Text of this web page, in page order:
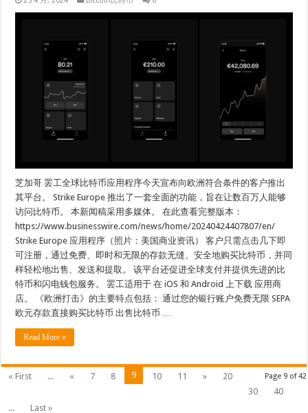
芝加哥 罢工全球比特币应用程序今天宣布向欧洲符合条件的客户推出
其平台。 Strike Europe 推出了一套全面的功能，旨在让数百万人能够
访问比特币。 本新闻稿采用多媒体。 在此查看完整版本：
https://www.businesswire.com/news/home/20240424407807/en/
Strike Europe 应用程序（照片：美国商业资讯） 客户只需点击几下即
可注册，通过免费、即时和无限的存款无缝、安全地购买比特币，并同
样轻松地出售、发送和提取。 该平台还促进全球支付并提供先进的比
特币和闪电钱包服务。 罢工适用于 在 iOS 和 Android 上下载 应用商
店。 《欧洲打击》的主要特点包括： 通过您的银行账户免费无限 SEPA
欧元存款直接购买比特币 出售比特币 …
Read More »
Page 9 of 42
« First ... « 7 8 9 10 11 »
20
30
40
...
Last »